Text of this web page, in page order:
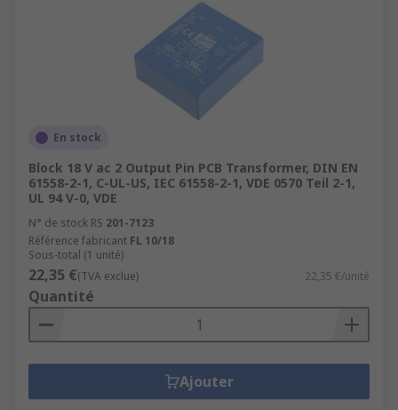
En stock
Block 18 V ac 2 Output Pin PCB Transformer, DIN EN
61558-2-1, C-UL-US, IEC 61558-2-1, VDE 0570 Teil 2-1,
UL 94 V-0, VDE
N° de stock RS 201-7123
Référence fabricant FL 10/18
Sous-total (1 unité)
22,35 €(TVA exclue) 22,35 €/unité
Quantité
Ajouter